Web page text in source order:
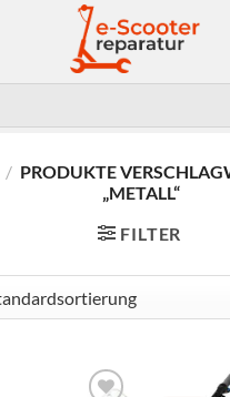
/ PRODUKTE
„METALL“
FILTER